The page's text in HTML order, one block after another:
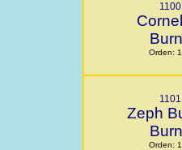
1100
Orden:
1101
Zeph
Orden: